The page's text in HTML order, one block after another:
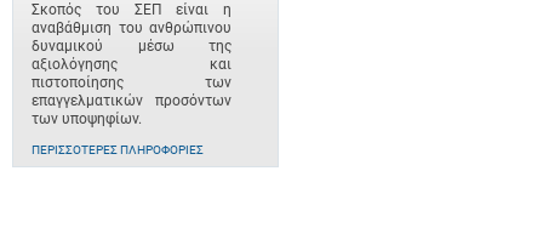
Σκοπός του ΣΕΠ είναι η
αναβάθμιση του ανθρώπινου
δυναμικού μέσω της
αξιολόγησης και
πιστοποίησης των
επαγγελματικών προσόντων
των υποψηφίων.
ΠΕΡΙΣΣΌΤΕΡΕΣ ΠΛΗΡΟΦΟΡΊΕΣ